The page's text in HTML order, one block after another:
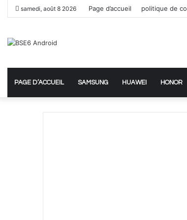
samedi, août 8 2026 Page d’accueil politique de
PAGE D’ACCUEIL SAMSUNG HUAWEI HONOR